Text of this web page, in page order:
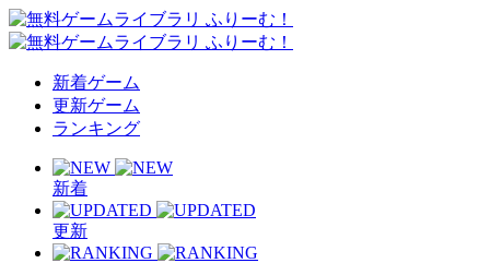
新着ゲーム
更新ゲーム
ランキング
新着
更新